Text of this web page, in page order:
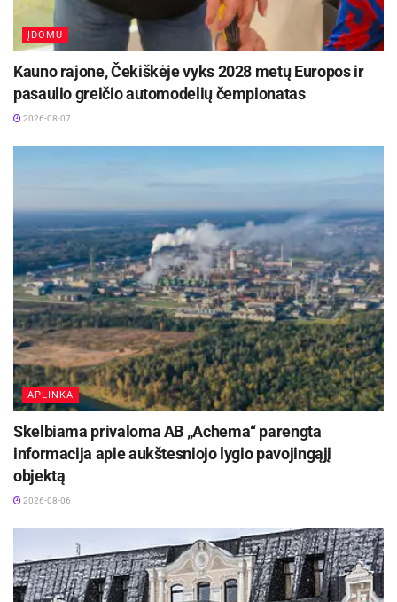
ĮDOMU
Kauno rajone, Čekiškėje vyks 2028 metų Europos ir
pasaulio greičio automodelių čempionatas
2026-08-07
APLINKA
Skelbiama privaloma AB „Achema“ parengta
informacija apie aukštesniojo lygio pavojingąjį
objektą
2026-08-06